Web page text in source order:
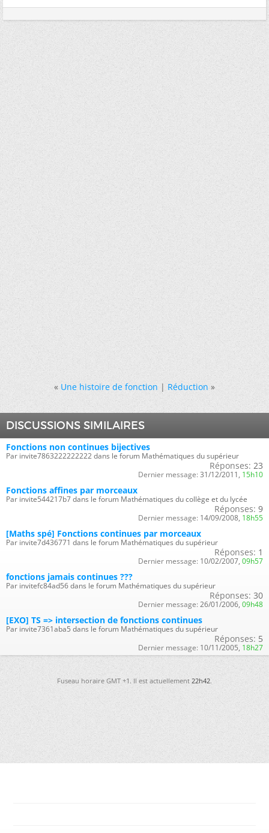
« Une histoire de fonction|Réduction »
DISCUSSIONS SIMILAIRES
Fonctions non continues bijectives
Par invite7863222222222 dans le forum Mathématiques du supérieur
Réponses: 23
Dernier message: 31/12/2011, 15h10
Fonctions affines par morceaux
Par invite544217b7 dans le forum Mathématiques du collège et du lycée
Réponses: 9
Dernier message: 14/09/2008, 18h55
[Maths spé] Fonctions continues par morceaux
Par invite7d436771 dans le forum Mathématiques du supérieur
Réponses: 1
Dernier message: 10/02/2007, 09h57
fonctions jamais continues ???
Par invitefc84ad56 dans le forum Mathématiques du supérieur
Réponses: 30
Dernier message: 26/01/2006, 09h48
[EXO] TS => intersection de fonctions continues
Par invite7361aba5 dans le forum Mathématiques du supérieur
Réponses: 5
Dernier message: 10/11/2005, 18h27
Fuseau horaire GMT +1. Il est actuellement22h42.